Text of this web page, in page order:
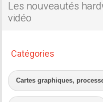
Les nouveautés
vidéo
Catégories
Cartes graphiques,